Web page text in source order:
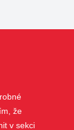
že
v sekci